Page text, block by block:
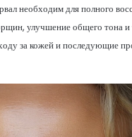
необходим для полного
улучшение общего тона и
за кожей и последующие